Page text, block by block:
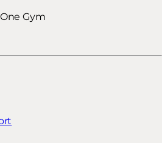
Gym